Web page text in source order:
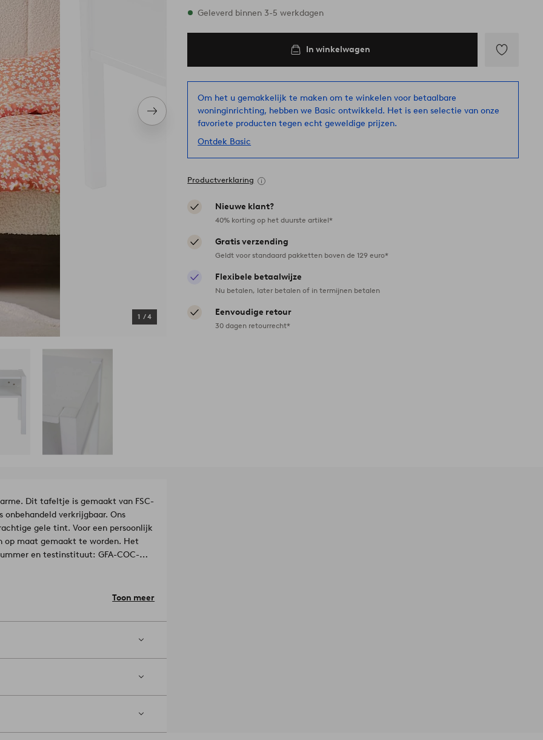
Volgend
item
1 /4
Op voorraad
Geleverd binnen 3-5 werkdagen
In winkelwagen
aan
Om het u gemakkelijk te maken om te winkelen voor betaalbare
woninginrichting, hebben we Basic ontwikkeld. Het is een selectie van onze
favoriete producten tegen echt geweldige prijzen.
Ontdek Basic
Productverklaring
Nieuwe klant?
40% korting op het duurste artikel*
Gratis verzending
Geldt voor standaard pakketten boven de 129 euro*
Flexibele betaalwijze
Nu betalen, later betalen of in termijnen betalen
Eenvoudige retour
30 dagen retourrecht*
Dit tafeltje is gemaakt van FSC-
verkrijgbaar. Ons
gele tint. Voor een persoonlijk
op maat gemaakt te worden. Het
en testinstituut: GFA-COC-
(FSC), wat betekent dat het hout
wordt gehouden met mens en
Toon meer